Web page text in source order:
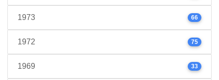
1973 66
1972 75
1969 33